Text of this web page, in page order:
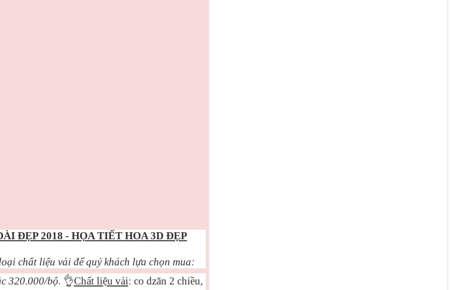
ĐẸP 2018 - HỌA TIẾT HOA 3D ĐẸP
chất liệu vải để quý khách lựa chọn mua:
320.000/bộ. 👌Chất liệu vải: co dzãn 2 chiều,